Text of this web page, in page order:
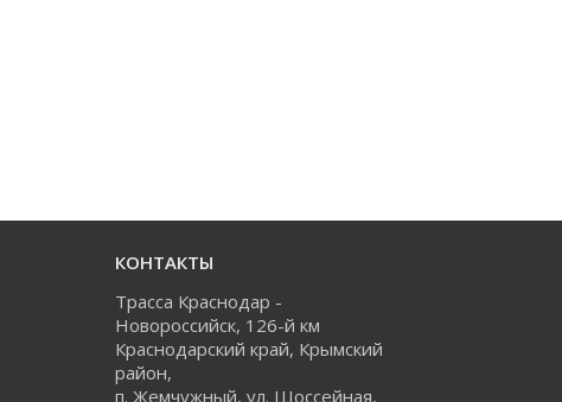
КОНТАКТЫ
Трасса Краснодар -
Новороссийск, 126-й км
Краснодарский край, Крымский
район,
п. Жемчужный, ул. Шоссейная,